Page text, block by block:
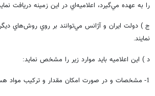
را به عهده مي‌گيرد، اعلاميه‌اي در اين زمينه دريافت
ج ) دولت ايران و آژانس مي‌توانند بر روي روش‌هاي
نمايند.
د ) اين اعلاميه بايد موارد زير را مشخص نمايد:
1- مشخصات و در صورت امكان مقدار و تركيب مواد